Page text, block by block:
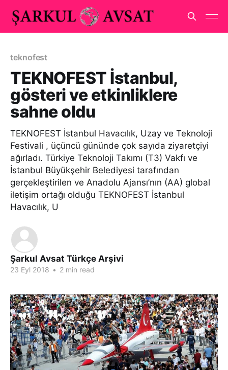
teknofest
TEKNOFEST İstanbul,
gösteri ve etkinliklere
sahne oldu
TEKNOFEST İstanbul Havacılık, Uzay ve Teknoloji
Festivali , üçüncü gününde çok sayıda ziyaretçiyi
ağırladı. Türkiye Teknoloji Takımı (T3) Vakfı ve
İstanbul Büyükşehir Belediyesi tarafından
gerçekleştirilen ve Anadolu Ajansı’nın (AA) global
iletişim ortağı olduğu TEKNOFEST İstanbul
Havacılık, U
Şarkul Avsat Türkçe Arşivi
23 Eyl 2018 • 2 min read